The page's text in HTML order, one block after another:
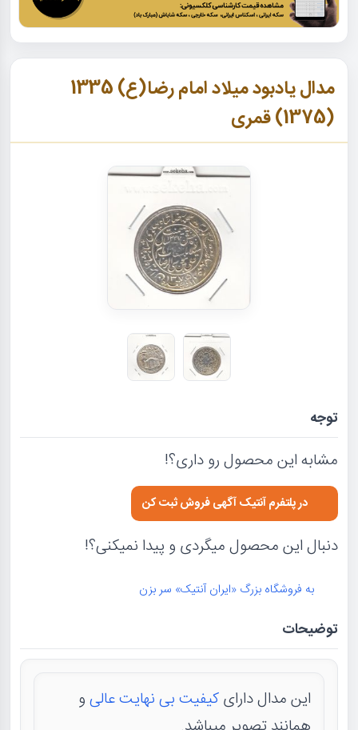
مدال یادبود میلاد امام رضا(ع) 1335
(1375) قمری
توجه
مشابه این محصول رو داری؟!
در پلتفرم آنتیک آگهی فروش ثبت کن
دنبال این محصول میگردی و پیدا نمیکنی؟!
به فروشگاه بزرگ «ایران آنتیک» سر بزن
توضیحات
این مدال دارایکیفیت بی نهایت عالیو